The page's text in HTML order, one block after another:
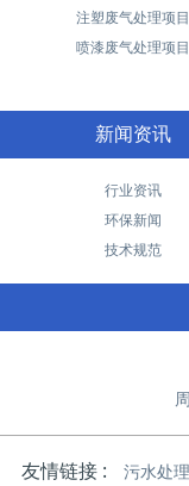
注塑废气处理项目
喷漆废气处理项目
新闻资讯
行业资讯
环保新闻
技术规范
友情链接 : 污水处理